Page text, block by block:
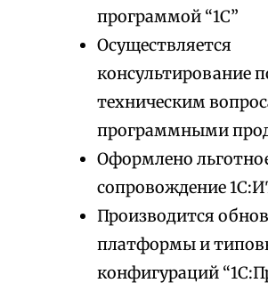
программой “1С”
Осуществляется
консультирование
техническим
программными
Оформлено
сопровождение
Производится
платформы и
конфигураций